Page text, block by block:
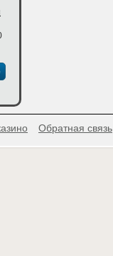
Обратная связь